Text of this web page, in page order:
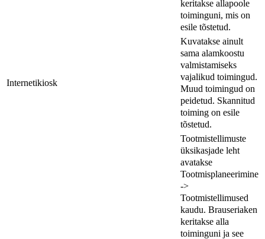
keritakse allapoole
toiminguni, mis on
esile tõstetud.
Internetikiosk
Kuvatakse ainult
sama alamkoostu
valmistamiseks
vajalikud toimingud.
Muud toimingud on
peidetud. Skannitud
toiming on esile
tõstetud.
Tootmistellimuste
üksikasjade leht
avatakse
Tootmisplaneerimine
->
Tootmistellimused
kaudu. Brauseriaken
keritakse alla
toiminguni ja see